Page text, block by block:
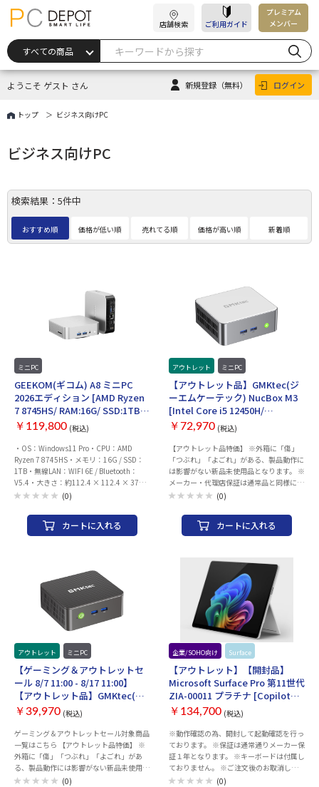
店舗検索 ご利用ガイド
プレミアム
メンバー
ようこそ ゲスト さん 新規登録 （無料） ログイン
トップ ビジネス向けPC
ビジネス向けPC
検索結果：5件中
おすすめ順 価格が低い順 売れてる順 価格が高い順 新着順
ミニPC
GEEKOM(ギコム) A8 ミニPC
2026エディション [AMD Ryzen
7 8745HS/ RAM:16G/ SSD:1TB/
Windows11 Pro]
￥119,800 (税込)
・OS：Windows11 Pro・CPU：AMD
Ryzen 7 8745HS・メモリ：16G / SSD：
1TB・無線LAN：WIFI 6E / Bluetooth：
V5.4・大きさ：約112.4 × 112.4 × 37
mm
(0)
カートに入れる
アウトレット ミニPC
【アウトレット品】GMKtec(ジ
ーエムケーテック) NucBox M3
[Intel Core i5 12450H/
RAM:16GB/ SSD:512GB/
Windows 11 Pro]
￥72,970 (税込)
【アウトレット品特価】 ※外箱に「傷」
「つぶれ」「よごれ」がある、製品動作に
は影響がない新品未使用品となります。 ※
メーカー・代理店保証は通常品と同様にご
ざいます。 また、メーカー主催の各種キャ
※商品個別の状態などご案内しておりませ
ん。 ※外箱の破損状態による、ご返品は
承ることができません。予めご了承くださ
Core i5 12450H・メモリ：16GB / SSD：
512GB・無線LAN：WIFI 6 / Bluetooth：
v5.2・大きさ：約106 × 114 × 42.5 mm
(0)
カートに入れる
アウトレット ミニPC
【ゲーミング＆アウトレットセ
ール 8/7 11:00 - 8/17 11:00】
【アウトレット品】GMKtec(ジ
ーエムケーテック) NucBox G3
Plus [Intel N150/ RAM:16GB/
SSD:512GB/ Windows11 Pro]
￥39,970 (税込)
ゲーミング＆アウトレットセール対象商品
一覧はこちら 【アウトレット品特価】 ※
外箱に「傷」「つぶれ」「よごれ」があ
る、製品動作には影響がない新品未使用品
となります。 ※メーカー・代理店保証は通
(0)
企業/SOHO向け Surface
【アウトレット】【開封品】
Microsoft Surface Pro 第11世代
ZIA-00011 プラチナ [Copilot+
PC/13型/Win11
Home/Snapdragon X Elite/メ
モリ16GB/SSD512GB/Office]
￥134,700 (税込)
※動作確認の為、開封して起動確認を行っ
ております。 ※保証は通常通りメーカー保
証１年となります。 ※キーボードは付属し
ておりません。 ※ご注文後のお取消しは
承っておりません。予めご了承ください。
(0)